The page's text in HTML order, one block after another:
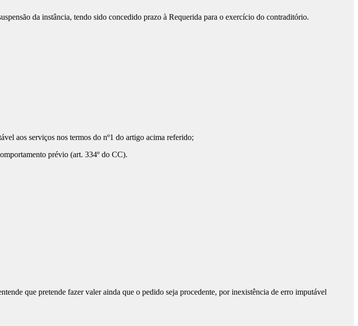
da instância, tendo sido concedido prazo à Requerida para o exercício do contraditório.
aos serviços nos termos do nº1 do artigo acima referido;
prévio (art. 334º do CC).
que pretende fazer valer ainda que o pedido seja procedente, por inexistência de erro imputável